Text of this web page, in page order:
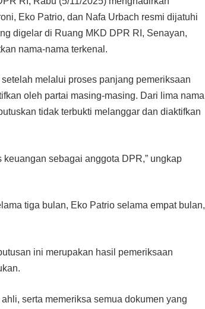
Eko Patrio, dan Nafa Urbach resmi dijatuhi
digelar di Ruang MKD DPR RI, Senayan,
nama-nama terkenal.
melalui proses panjang pemeriksaan
oleh partai masing-masing. Dari lima nama
tidak terbukti melanggar dan diaktifkan
sebagai anggota DPR,” ungkap
tiga bulan, Eko Patrio selama empat bulan,
ini merupakan hasil pemeriksaan
serta memeriksa semua dokumen yang